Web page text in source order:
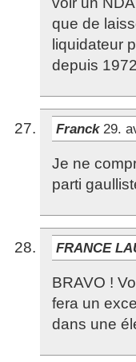
que de
liquidateur
depuis
Franck 29.
Je ne
parti
FRANCE
BRAVO !
fera un
dans une